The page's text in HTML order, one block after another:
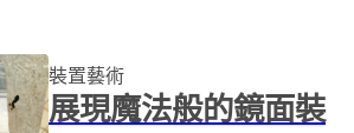
彼此，互相凝望著。而從那一刻
開始，飛鳥和魚就...
裝置藝術
展現魔法般的鏡面裝